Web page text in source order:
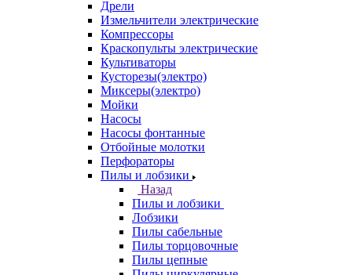
Дрели
Измельчители электрические
Компрессоры
Краскопульты электрические
Культиваторы
Кусторезы(электро)
Миксеры(электро)
Мойки
Насосы
Насосы фонтанные
Отбойные молотки
Перфораторы
Пилы и лобзики
Назад
Пилы и лобзики
Лобзики
Пилы сабельные
Пилы торцовочные
Пилы цепные